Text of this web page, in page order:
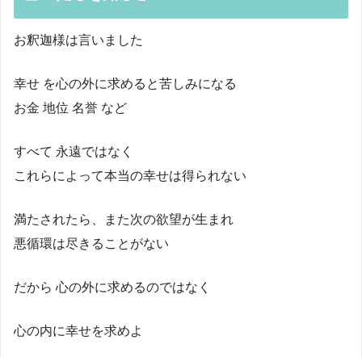
お釈迦様は言いました
幸せ を心の外に求めると苦しみになる
お金 地位 名誉 など
すべて 永遠ではなく
これらによって本当の幸せは得られない
満たされたら、また次の欲望が生まれ
悪循環は尽きることがない
だから 心の外に求めるのではなく
心の内に幸せを求めよ